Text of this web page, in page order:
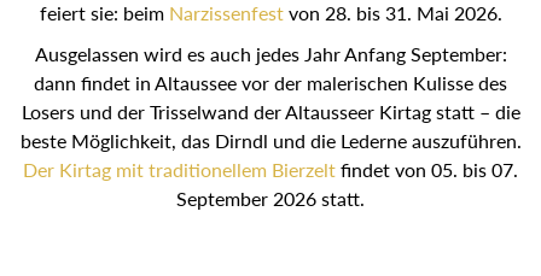
Ausseerland feiert sie: beimNarzissenfestvon 28. bis 31.
Ausgelassen wird es auch jedes Jahr Anfang September:
dann findet in Altaussee vor der malerischen Kulisse des
Losers und der Trisselwand der Altausseer Kirtag statt –
die beste Möglichkeit, das Dirndl und die Lederne
Der Kirtag mit traditionellem Bierzelt